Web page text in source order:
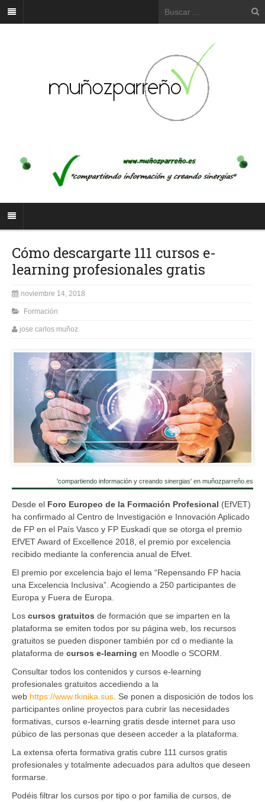
Cómo descargarte 111 cursos e-
learning profesionales gratis
noviembre 14, 2018
Formación
jose carlos muñoz
'compartiendo información y creando sinergias' en muñozparreño.es
Desde el Foro Europeo de la Formación Profesional (EfVET)
ha confirmado al Centro de Investigación e Innovación Aplicado
de FP en el País Vasco y FP Euskadi que se otorga el premio
EfVET Award of Excellence 2018, el premio por excelencia
recibido mediante la conferencia anual de Efvet.
El premio por excelencia bajo el lema “Repensando FP hacia
una Excelencia Inclusiva”. Acogiendo a 250 participantes de
Europa y Fuera de Europa.
Los cursos gratuitos de formación que se imparten en la
plataforma se emiten todos por su página web, los recursos
gratuitos se pueden disponer también por cd o mediante la
plataforma de cursos e-learning en Moodle o SCORM.
Consultar todos los contenidos y cursos e-learning
profesionales gratuitos accediendo a la
web https://www.tkinika.sus . Se ponen a disposición de todos los
participantes online proyectos para cubrir las necesidades
formativas, cursos e-learning gratis desde internet para uso
púbico de las personas que deseen acceder a la plataforma.
La extensa oferta formativa gratis cubre 111 cursos gratis
profesionales y totalmente adecuados para adultos que deseen
formarse.
Podéis filtrar los cursos por tipo o por familia de cursos, de